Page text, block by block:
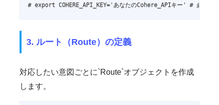
# export COHERE_API_KEY='あなたのCohere_APIキー' # 必要に
3. ルート（Route）の定義
対応したい意図ごとに`Route`オブジェクトを作成
します。